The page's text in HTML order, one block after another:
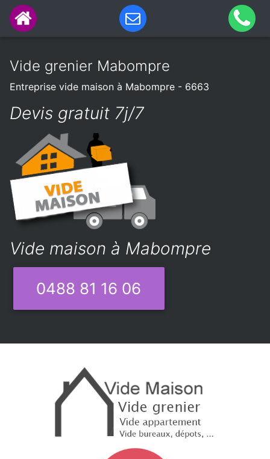
Vide grenier Mabompre
Entreprise vide maison à Mabompre - 6663
Devis gratuit 7j/7
Vide maison à Mabompre
0488 81 16 06